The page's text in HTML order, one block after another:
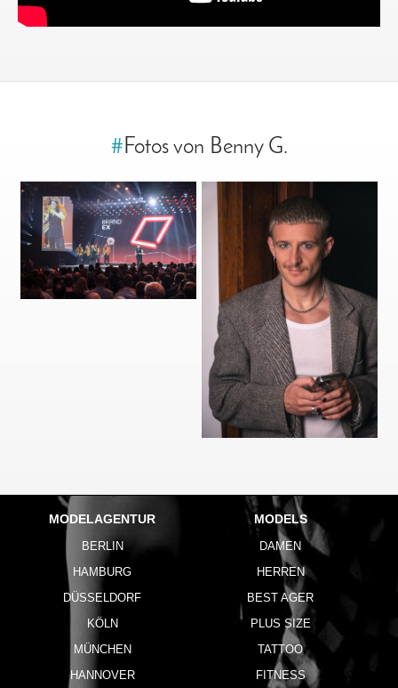
# Fotos von Benny G.
MODELAGENTUR
BERLIN
HAMBURG
DÜSSELDORF
KÖLN
MÜNCHEN
HANNOVER
MODELS
DAMEN
HERREN
BEST AGER
PLUS SIZE
TATTOO
FITNESS